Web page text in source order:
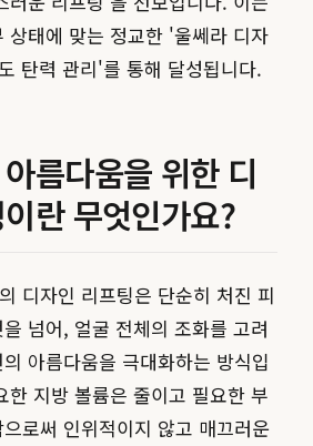
상태에 맞는 정교한 '울쎄라 디자
탄력 관리'를 통해 달성됩니다.
름다움을 위한 디
란 무엇인가요?
디자인 리프팅은 단순히 처진 피
넘어, 얼굴 전체의 조화를 고려
아름다움을 극대화하는 방식입
한 지방 볼륨은 줄이고 필요한 부
로써 인위적이지 않고 매끄러운